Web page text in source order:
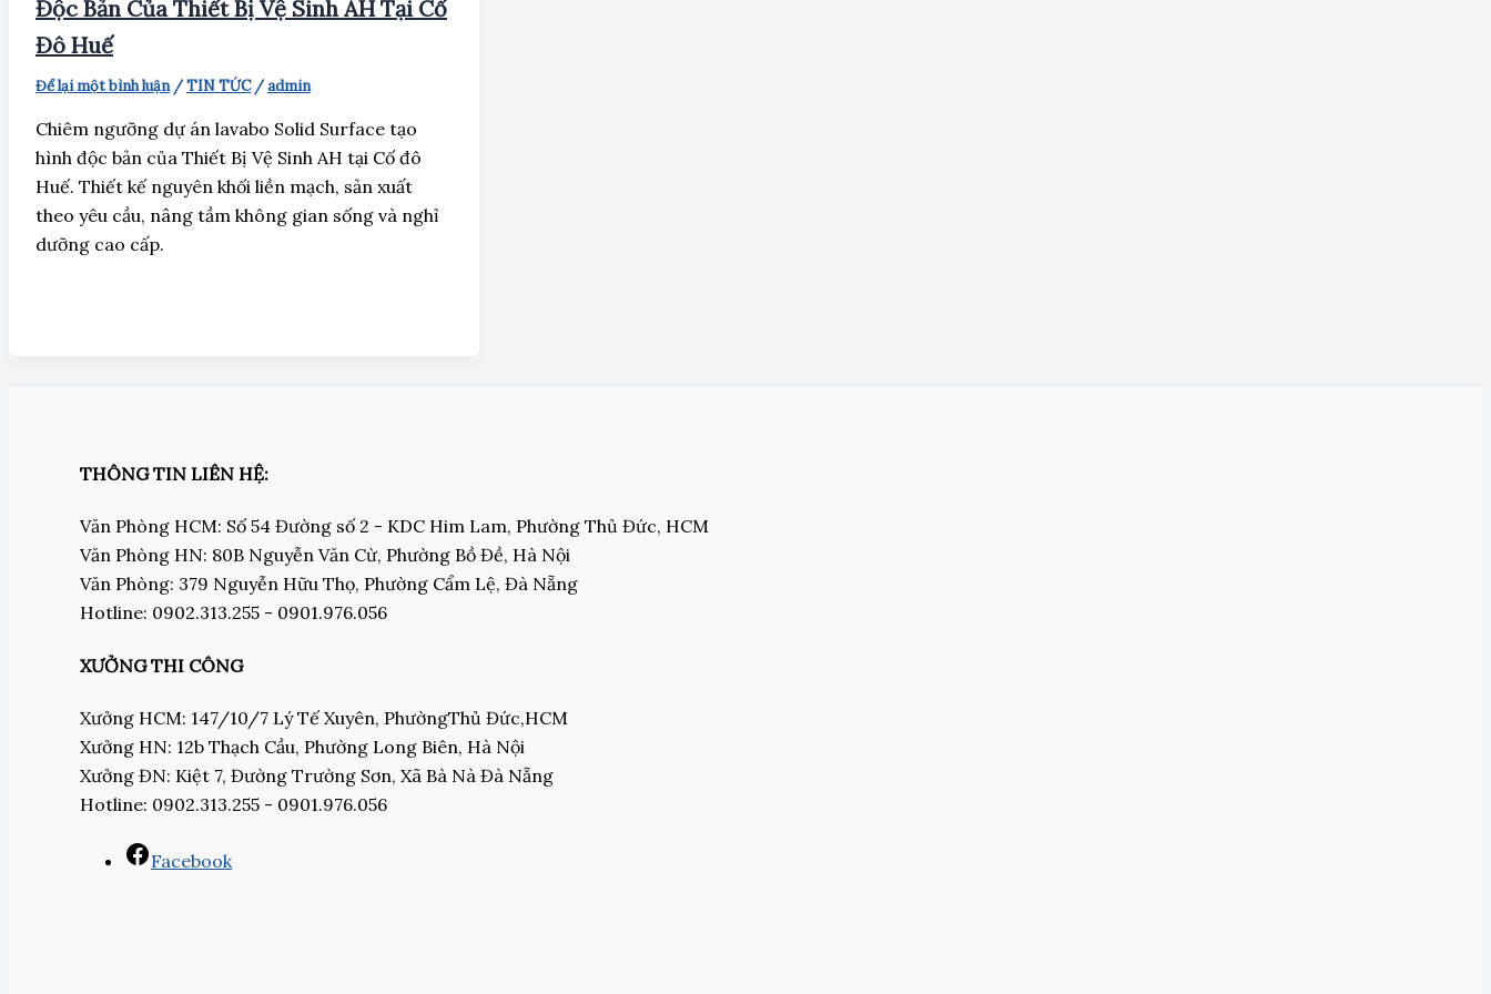
Độc Bản Của Thiết Bị Vệ Sinh AH Tại Cố
Đô Huế
Để lại một bình luận /TIN TỨC/admin
Chiêm ngưỡng dự án lavabo Solid Surface tạo
hình độc bản của Thiết Bị Vệ Sinh AH tại Cố đô
Huế. Thiết kế nguyên khối liền mạch, sản xuất
theo yêu cầu, nâng tầm không gian sống và nghỉ
dưỡng cao cấp.
THÔNG TIN LIÊN HỆ:
Văn Phòng HCM: Số 54 Đường số 2 - KDC Him Lam, Phường Thủ Đức, HCM
Văn Phòng HN: 80B Nguyễn Văn Cừ, Phường Bồ Đề, Hà Nội
Văn Phòng: 379 Nguyễn Hữu Thọ, Phường Cẩm Lệ, Đà Nẵng
Hotline: 0902.313.255 - 0901.976.056
XƯỞNG THI CÔNG
Xưởng HCM: 147/10/7 Lý Tế Xuyên, PhườngThủ Đức,HCM
Xưởng HN: 12b Thạch Cầu, Phường Long Biên, Hà Nội
Xưởng ĐN: Kiệt 7, Đường Trường Sơn, Xã Bà Nà Đà Nẵng
Hotline: 0902.313.255 - 0901.976.056
Facebook